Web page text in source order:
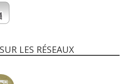
LES RÉSEAUX